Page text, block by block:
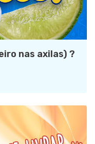
nas axilas) ?